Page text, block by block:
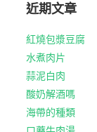
近期文章
紅燒包漿豆腐
水煮肉片
蒜泥白肉
酸奶解酒嗎
海帶的種類